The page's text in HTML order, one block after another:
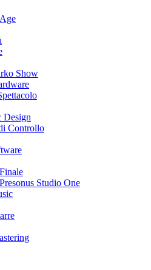
Show
Design
Controllo
Studio One